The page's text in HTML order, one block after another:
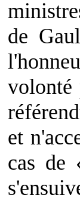
de
volonté
et
cas de